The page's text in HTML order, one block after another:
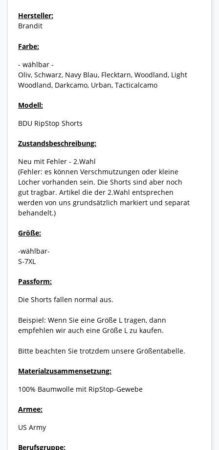
Hersteller:
Brandit
Farbe:
- wählbar -
Oliv, Schwarz, Navy Blau, Flecktarn, Woodland, Light
Woodland, Darkcamo, Urban, Tacticalcamo
Modell:
BDU RipStop Shorts
Zustandsbeschreibung:
Neu mit Fehler - 2.Wahl
(Fehler: es können Verschmutzungen oder kleine
Löcher vorhanden sein. Die Shorts sind aber noch
gut tragbar. Artikel die der 2.Wahl entsprechen
werden von uns grundsätzlich markiert und separat
behandelt.)
Größe:
-wählbar-
S-7XL
Passform:
Die Shorts fallen normal aus.
Beispiel: Wenn Sie eine Größe L tragen, dann
empfehlen wir auch eine Größe L zu kaufen.
Bitte beachten Sie trotzdem unsere Größentabelle.
Materialzusammensetzung:
100% Baumwolle mit RipStop-Gewebe
Armee:
US Army
Berufsgruppe: